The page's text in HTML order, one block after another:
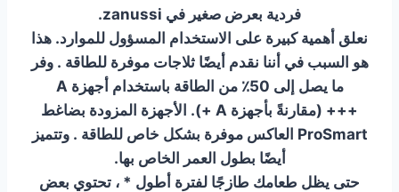
فردية بعرض صغير في zanussi.
نعلق أهمية كبيرة على الاستخدام المسؤول للموارد. هذا
هو السبب في أننا نقدم أيضًا ثلاجات موفرة للطاقة . وفر
ما يصل إلى 50٪ من الطاقة باستخدام أجهزة A
+++ (مقارنةً بأجهزة A +). الأجهزة المزودة بضاغط
ProSmart العاكس موفرة بشكل خاص للطاقة . وتتميز
أيضًا بطول العمر الخاص بها.
حتى يظل طعامك طازجًا لفترة أطول * ، تحتوي بعض